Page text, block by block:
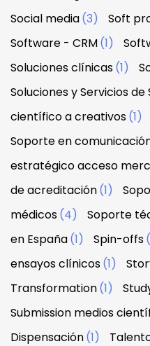
Social media(3) Soft
Software - CRM(1)
Soluciones clínicas(1)
Soluciones y Servicios
científico a creativos(1)
Soporte en
estratégico acceso
de acreditación(1)
médicos(4) Soporte
en España(1) Spin-offs
ensayos clínicos(1)
Transformation(1)
Submission medios
Dispensación(1)